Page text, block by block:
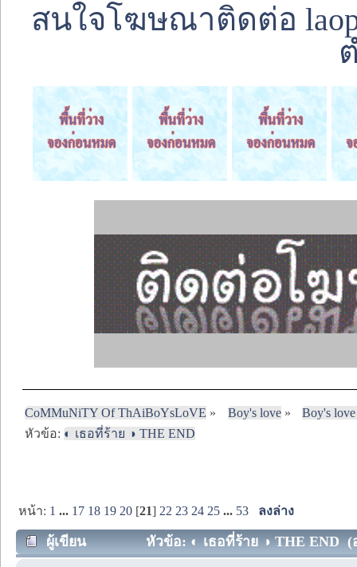
สนใจโฆษณาติดต่อ
CoMMuNiTY Of ThAiBoYsLoVE » Boy's love»
Boy's
หัวข้อ: ◐ เธอที่ร้าย ◑ THE END
หน้า: 1 ... 17 18 19 20 [21] 22 23 24 25 ... 53 ลงล่าง
ผู้เขียน หัวข้อ: ◐ เธอที่ร้าย ◑ THE END (